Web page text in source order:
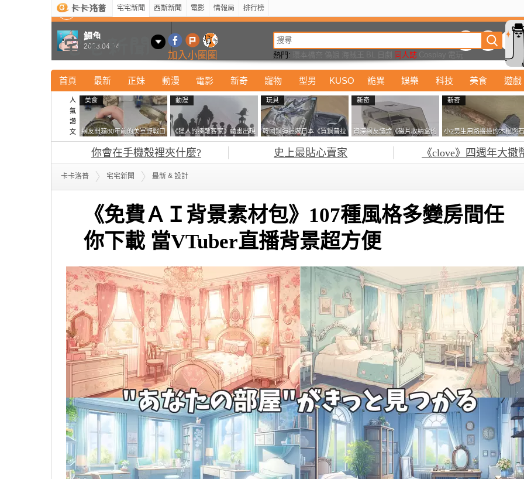
宅宅新聞 西斯新聞 電影 情報局 排行榜
加入小圈圈 熱門: 同人誌
首頁 最新 正妹 動漫 電影 新奇 寵物 型男 KUSO 詭異 娛樂 科技 美食 遊戲
人
氣
讚
文
美食
網友開箱80年前的美軍野戰口
糧 罐頭本身保存良好，但裡
面的味道...
動漫
《獵人的揍敵客家》動畫出現
的這個剪影是誰？你是不是忘
記還有這號人物了
玩具
韓國鋼彈迷遊日本《買鋼普拉
塞不進行李箱》網友們集思廣
益提供解方了……
新奇
資深網友議論《磁片收納盒的
鎖有什麼用》想偷的話整盒拿
新奇
小2男生用路邊撿的木棍與石
頭做成了《石斧》馬麻打開
包嚇一跳怎麼會有這種東
西！？
你會在手機殼裡夾什麼? 史上最貼心賣家 《clove》四週年大撒
卡卡洛普 宅宅新聞 最新 & 設計
《免費ＡＩ背景素材包》107種風格多變房間任
你下載 當VTuber直播背景超方便
最新 新奇 正妹 寵物 型男 Kuso 科技 動漫
鯛魚
2023.04.24